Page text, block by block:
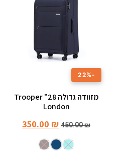
-22%
מזוודה גדולה 28” Trooper
London
450.00₪
350.00 ₪